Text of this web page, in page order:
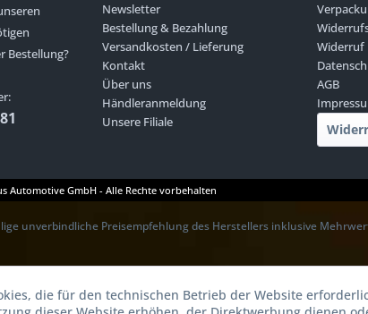
Bestellung?
Newsletter
Bestellung & Bezahlung
Versandkosten / Lieferung
Kontakt
Über uns
Händleranmeldung
Unsere Filiale
Widerruf
AGB
Automotive GmbH - Alle Rechte vorbehalten
unverbindliche Preisempfehlung des Herstellers inklusive
die für den technischen Betrieb der Website